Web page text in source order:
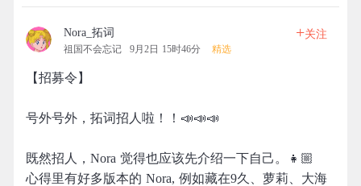
Nora_拓词
祖国不会忘记 9月2日 15时46分 精选
+关注
【招募令】
号外号外，拓词招人啦！！📣📣📣
既然招人，Nora 觉得也应该先介绍一下自己。👧🏼
心得里有好多版本的 Nora, 例如藏在9久、萝莉、大海